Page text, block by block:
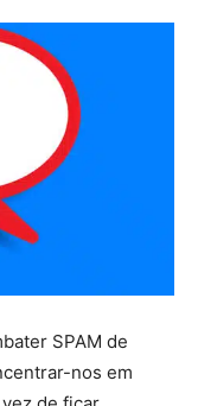
SPAM de
nos em